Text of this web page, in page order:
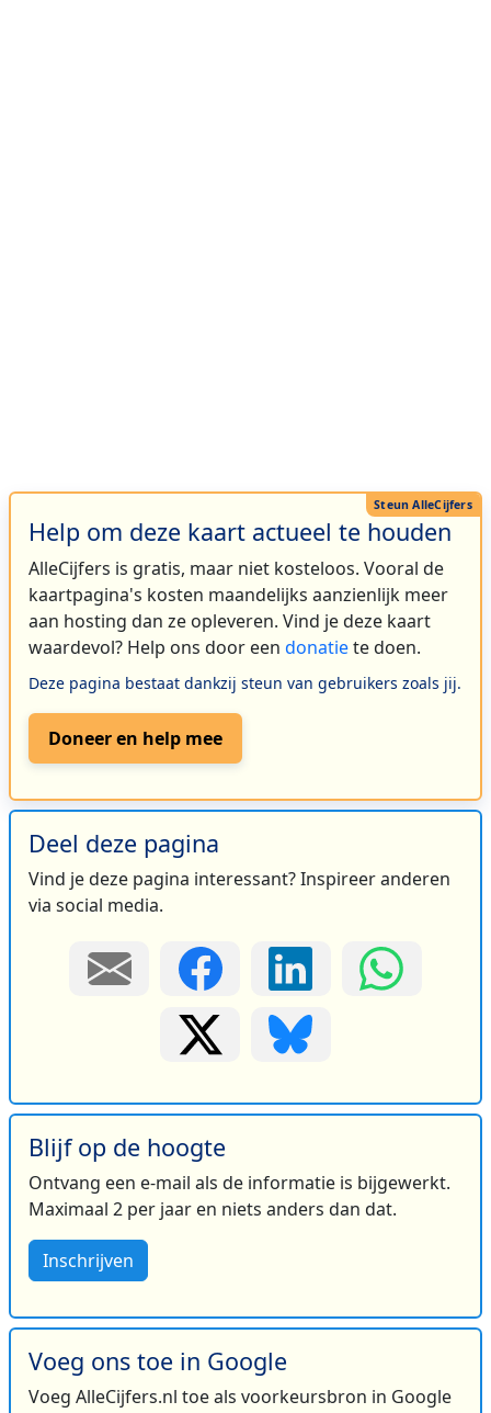
Help om deze kaart actueel te houden
AlleCijfers is gratis, maar niet kosteloos. Vooral de
kaartpagina's kosten maandelijks aanzienlijk meer
aan hosting dan ze opleveren. Vind je deze kaart
waardevol? Help ons door een donatiete doen.
Deze pagina bestaat dankzij steun van gebruikers zoals jij.
Doneer en help mee
Deel deze pagina
Vind je deze pagina interessant? Inspireer anderen
via social media.
Blijf op de hoogte
Ontvang een e-mail als de informatie is bijgewerkt.
Maximaal 2 per jaar en niets anders dan dat.
Inschrijven
Voeg ons toe in Google
Voeg AlleCijfers.nl toe als voorkeursbron in Google